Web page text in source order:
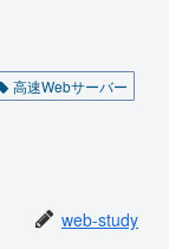
高速Webサーバー
web-study